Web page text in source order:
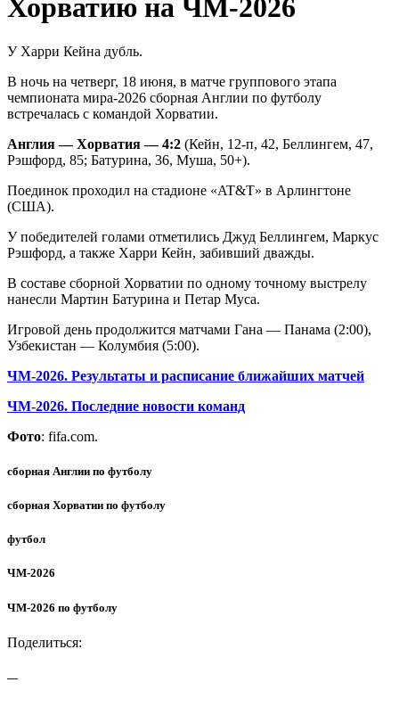
Хорватию на ЧМ-2026
У Харри Кейна дубль.
В ночь на четверг, 18 июня, в матче группового этапа
чемпионата мира-2026 сборная Англии по футболу
встречалась с командой Хорватии.
Англия — Хорватия — 4:2 (Кейн, 12-п, 42, Беллингем, 47,
Рэшфорд, 85; Батурина, 36, Муша, 50+).
Поединок проходил на стадионе «AT&T» в Арлингтоне
(США).
У победителей голами отметились Джуд Беллингем, Маркус
Рэшфорд, а также Харри Кейн, забивший дважды.
В составе сборной Хорватии по одному точному выстрелу
нанесли Мартин Батурина и Петар Муса.
Игровой день продолжится матчами Гана — Панама (2:00),
Узбекистан — Колумбия (5:00).
ЧМ-2026. Результаты и расписание ближайших матчей
ЧМ-2026. Последние новости команд
Фото: fifa.com.
сборная Англии по футболу
сборная Хорватии по футболу
футбол
ЧМ-2026
ЧМ-2026 по футболу
Поделиться: